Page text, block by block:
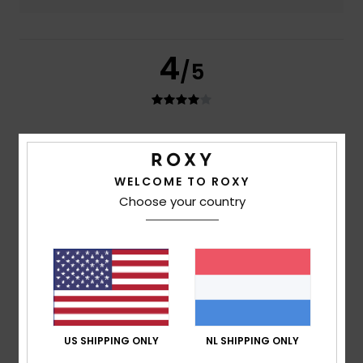
4/5
Cristina5. juli 2026
Geverifieerde aankoop
Kleur: 3
Ik raad dit product aan
4 /5
Product OK
WELCOME TO ROXY
Choose your country
US SHIPPING ONLY NL SHIPPING ONLY